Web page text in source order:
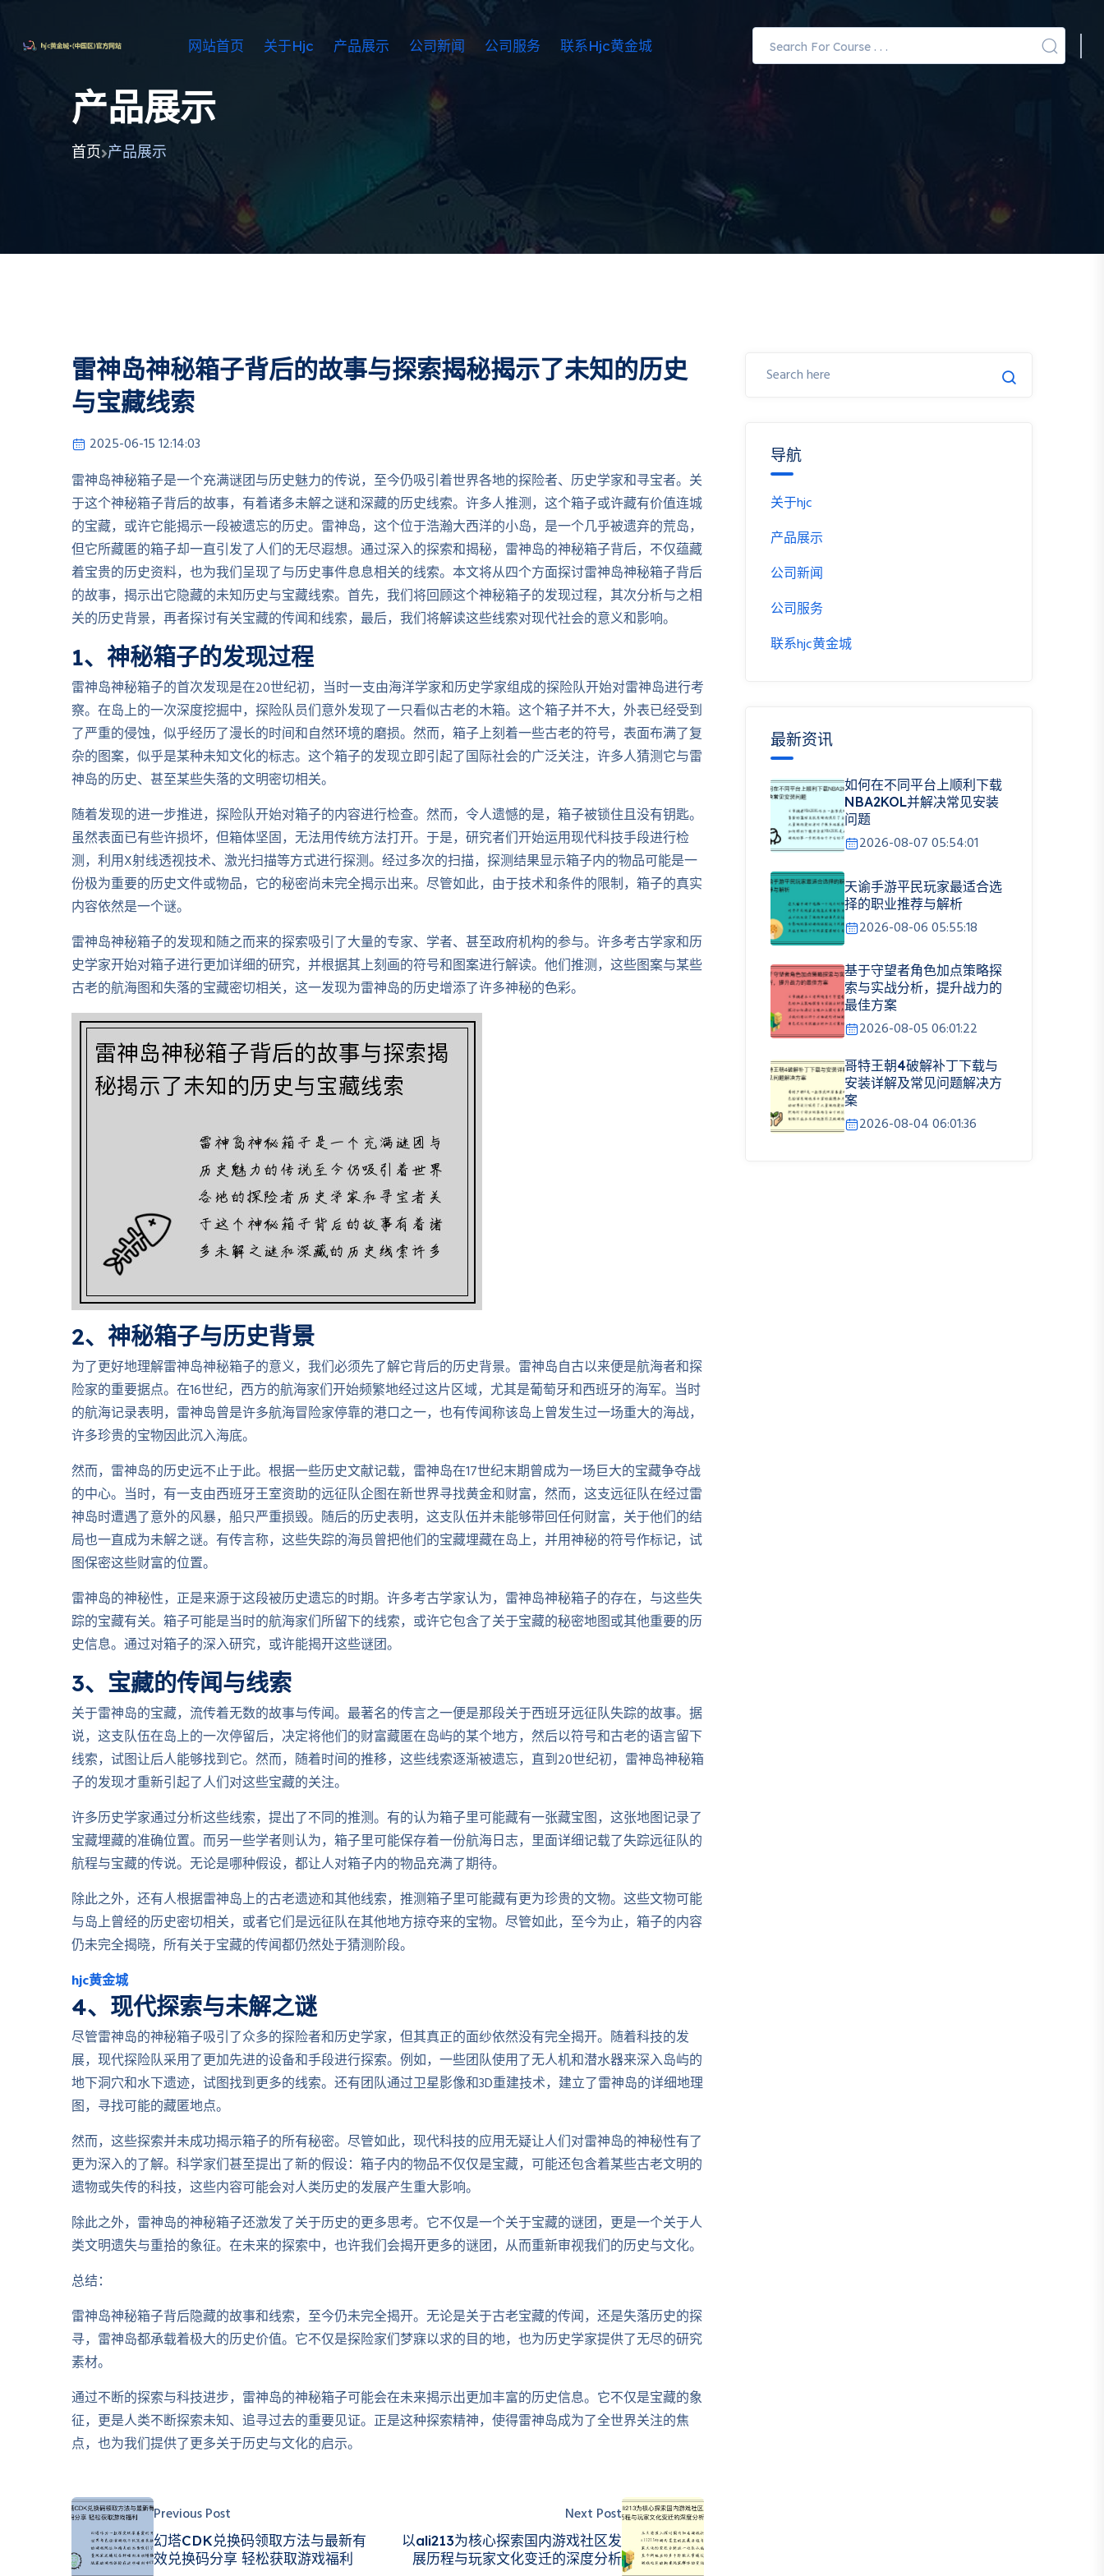
网站首页 关于hjc 产品展示 公司新闻 公司服务 联系hjc黄金城
产品展示
首页 产品展示
雷神岛神秘箱子背后的故事与探索揭秘揭示了未知的历史
与宝藏线索
2025-06-15 12:14:03
雷神岛神秘箱子是一个充满谜团与历史魅力的传说，至今仍吸引着世界各地的探险者、历史学家和寻宝者。关
于这个神秘箱子背后的故事，有着诸多未解之谜和深藏的历史线索。许多人推测，这个箱子或许藏有价值连城
的宝藏，或许它能揭示一段被遗忘的历史。雷神岛，这个位于浩瀚大西洋的小岛，是一个几乎被遗弃的荒岛，
但它所藏匿的箱子却一直引发了人们的无尽遐想。通过深入的探索和揭秘，雷神岛的神秘箱子背后，不仅蕴藏
着宝贵的历史资料，也为我们呈现了与历史事件息息相关的线索。本文将从四个方面探讨雷神岛神秘箱子背后
的故事，揭示出它隐藏的未知历史与宝藏线索。首先，我们将回顾这个神秘箱子的发现过程，其次分析与之相
关的历史背景，再者探讨有关宝藏的传闻和线索，最后，我们将解读这些线索对现代社会的意义和影响。
1、神秘箱子的发现过程
雷神岛神秘箱子的首次发现是在20世纪初，当时一支由海洋学家和历史学家组成的探险队开始对雷神岛进行考
察。在岛上的一次深度挖掘中，探险队员们意外发现了一只看似古老的木箱。这个箱子并不大，外表已经受到
了严重的侵蚀，似乎经历了漫长的时间和自然环境的磨损。然而，箱子上刻着一些古老的符号，表面布满了复
杂的图案，似乎是某种未知文化的标志。这个箱子的发现立即引起了国际社会的广泛关注，许多人猜测它与雷
神岛的历史、甚至某些失落的文明密切相关。
随着发现的进一步推进，探险队开始对箱子的内容进行检查。然而，令人遗憾的是，箱子被锁住且没有钥匙。
虽然表面已有些许损坏，但箱体坚固，无法用传统方法打开。于是，研究者们开始运用现代科技手段进行检
测，利用X射线透视技术、激光扫描等方式进行探测。经过多次的扫描，探测结果显示箱子内的物品可能是一
份极为重要的历史文件或物品，它的秘密尚未完全揭示出来。尽管如此，由于技术和条件的限制，箱子的真实
内容依然是一个谜。
雷神岛神秘箱子的发现和随之而来的探索吸引了大量的专家、学者、甚至政府机构的参与。许多考古学家和历
史学家开始对箱子进行更加详细的研究，并根据其上刻画的符号和图案进行解读。他们推测，这些图案与某些
古老的航海图和失落的宝藏密切相关，这一发现为雷神岛的历史增添了许多神秘的色彩。
2、神秘箱子与历史背景
为了更好地理解雷神岛神秘箱子的意义，我们必须先了解它背后的历史背景。雷神岛自古以来便是航海者和探
险家的重要据点。在16世纪，西方的航海家们开始频繁地经过这片区域，尤其是葡萄牙和西班牙的海军。当时
的航海记录表明，雷神岛曾是许多航海冒险家停靠的港口之一，也有传闻称该岛上曾发生过一场重大的海战，
许多珍贵的宝物因此沉入海底。
然而，雷神岛的历史远不止于此。根据一些历史文献记载，雷神岛在17世纪末期曾成为一场巨大的宝藏争夺战
的中心。当时，有一支由西班牙王室资助的远征队企图在新世界寻找黄金和财富，然而，这支远征队在经过雷
神岛时遭遇了意外的风暴，船只严重损毁。随后的历史表明，这支队伍并未能够带回任何财富，关于他们的结
局也一直成为未解之谜。有传言称，这些失踪的海员曾把他们的宝藏埋藏在岛上，并用神秘的符号作标记，试
图保密这些财富的位置。
雷神岛的神秘性，正是来源于这段被历史遗忘的时期。许多考古学家认为，雷神岛神秘箱子的存在，与这些失
踪的宝藏有关。箱子可能是当时的航海家们所留下的线索，或许它包含了关于宝藏的秘密地图或其他重要的历
史信息。通过对箱子的深入研究，或许能揭开这些谜团。
3、宝藏的传闻与线索
关于雷神岛的宝藏，流传着无数的故事与传闻。最著名的传言之一便是那段关于西班牙远征队失踪的故事。据
说，这支队伍在岛上的一次停留后，决定将他们的财富藏匿在岛屿的某个地方，然后以符号和古老的语言留下
线索，试图让后人能够找到它。然而，随着时间的推移，这些线索逐渐被遗忘，直到20世纪初，雷神岛神秘箱
子的发现才重新引起了人们对这些宝藏的关注。
许多历史学家通过分析这些线索，提出了不同的推测。有的认为箱子里可能藏有一张藏宝图，这张地图记录了
宝藏埋藏的准确位置。而另一些学者则认为，箱子里可能保存着一份航海日志，里面详细记载了失踪远征队的
航程与宝藏的传说。无论是哪种假设，都让人对箱子内的物品充满了期待。
除此之外，还有人根据雷神岛上的古老遗迹和其他线索，推测箱子里可能藏有更为珍贵的文物。这些文物可能
与岛上曾经的历史密切相关，或者它们是远征队在其他地方掠夺来的宝物。尽管如此，至今为止，箱子的内容
仍未完全揭晓，所有关于宝藏的传闻都仍然处于猜测阶段。
hjc黄金城
4、现代探索与未解之谜
尽管雷神岛的神秘箱子吸引了众多的探险者和历史学家，但其真正的面纱依然没有完全揭开。随着科技的发
展，现代探险队采用了更加先进的设备和手段进行探索。例如，一些团队使用了无人机和潜水器来深入岛屿的
地下洞穴和水下遗迹，试图找到更多的线索。还有团队通过卫星影像和3D重建技术，建立了雷神岛的详细地理
图，寻找可能的藏匿地点。
然而，这些探索并未成功揭示箱子的所有秘密。尽管如此，现代科技的应用无疑让人们对雷神岛的神秘性有了
更为深入的了解。科学家们甚至提出了新的假设：箱子内的物品不仅仅是宝藏，可能还包含着某些古老文明的
遗物或失传的科技，这些内容可能会对人类历史的发展产生重大影响。
除此之外，雷神岛的神秘箱子还激发了关于历史的更多思考。它不仅是一个关于宝藏的谜团，更是一个关于人
类文明遗失与重拾的象征。在未来的探索中，也许我们会揭开更多的谜团，从而重新审视我们的历史与文化。
总结：
雷神岛神秘箱子背后隐藏的故事和线索，至今仍未完全揭开。无论是关于古老宝藏的传闻，还是失落历史的探
寻，雷神岛都承载着极大的历史价值。它不仅是探险家们梦寐以求的目的地，也为历史学家提供了无尽的研究
素材。
通过不断的探索与科技进步，雷神岛的神秘箱子可能会在未来揭示出更加丰富的历史信息。它不仅是宝藏的象
征，更是人类不断探索未知、追寻过去的重要见证。正是这种探索精神，使得雷神岛成为了全世界关注的焦
点，也为我们提供了更多关于历史与文化的启示。
Previous Post
幻塔CDK兑换码领取方法与最新有
效兑换码分享 轻松获取游戏福利
Next Post
以ali213为核心探索国内游戏社区发
展历程与玩家文化变迁的深度分析
导航
关于hjc
产品展示
公司新闻
公司服务
联系hjc黄金城
最新资讯
如何在不同平台上顺利下载
NBA2KOL并解决常见安装
问题
2026-08-07 05:54:01
天谕手游平民玩家最适合选
择的职业推荐与解析
2026-08-06 05:55:18
基于守望者角色加点策略探
索与实战分析，提升战力的
最佳方案
2026-08-05 06:01:22
哥特王朝4破解补丁下载与
安装详解及常见问题解决方
案
2026-08-04 06:01:36